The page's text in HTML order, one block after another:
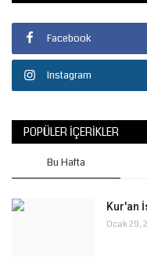
Facebook
Instagram
POPÜLER İÇERIKLER
Bu Hafta
Kur'an
Ocak 29,